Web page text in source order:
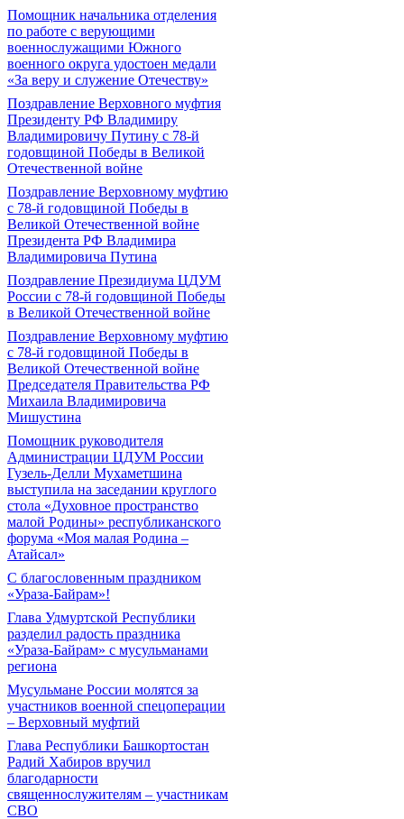
Помощник начальника отделения
по работе с верующими
военнослужащими Южного
военного округа удостоен медали
«За веру и служение Отечеству»
Поздравление Верховного муфтия
Президенту РФ Владимиру
Владимировичу Путину с 78-й
годовщиной Победы в Великой
Отечественной войне
Поздравление Верховному муфтию
с 78-й годовщиной Победы в
Великой Отечественной войне
Президента РФ Владимира
Владимировича Путина
Поздравление Президиума ЦДУМ
России с 78-й годовщиной Победы
в Великой Отечественной войне
Поздравление Верховному муфтию
с 78-й годовщиной Победы в
Великой Отечественной войне
Председателя Правительства РФ
Михаила Владимировича
Мишустина
Помощник руководителя
Администрации ЦДУМ России
Гузель-Делли Мухаметшина
выступила на заседании круглого
стола «Духовное пространство
малой Родины» республиканского
форума «Моя малая Родина –
Атайсал»
С благословенным праздником
«Ураза-Байрам»!
Глава Удмуртской Республики
разделил радость праздника
«Ураза-Байрам» с мусульманами
региона
Мусульмане России молятся за
участников военной спецоперации
– Верховный муфтий
Глава Республики Башкортостан
Радий Хабиров вручил
благодарности
священнослужителям – участникам
СВО